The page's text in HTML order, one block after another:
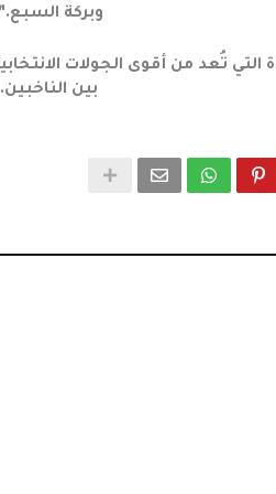
وبركة السبع.”
التي تُعد من أقوى الجولات
بين الناخبين.